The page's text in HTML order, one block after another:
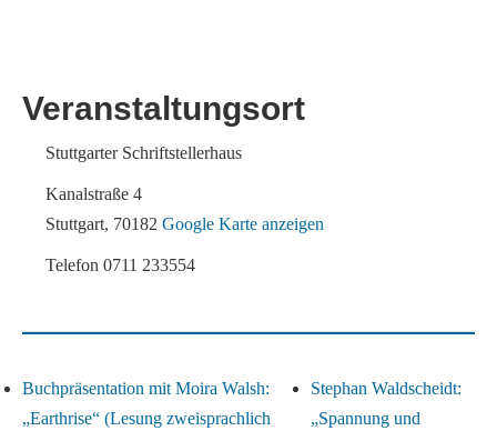
Veranstaltungsort
Stuttgarter Schriftstellerhaus
Kanalstraße 4
Stuttgart, 70182 Google Karte anzeigen
Telefon 0711 233554
Buchpräsentation mit Moira Walsh:
„Earthrise“ (Lesung zweisprachlich
Stephan Waldscheidt:
„Spannung und